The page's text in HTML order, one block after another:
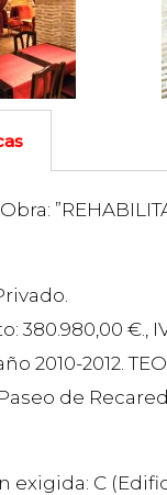
380.980,00 €.,
2010-2012.
de
exigida: C